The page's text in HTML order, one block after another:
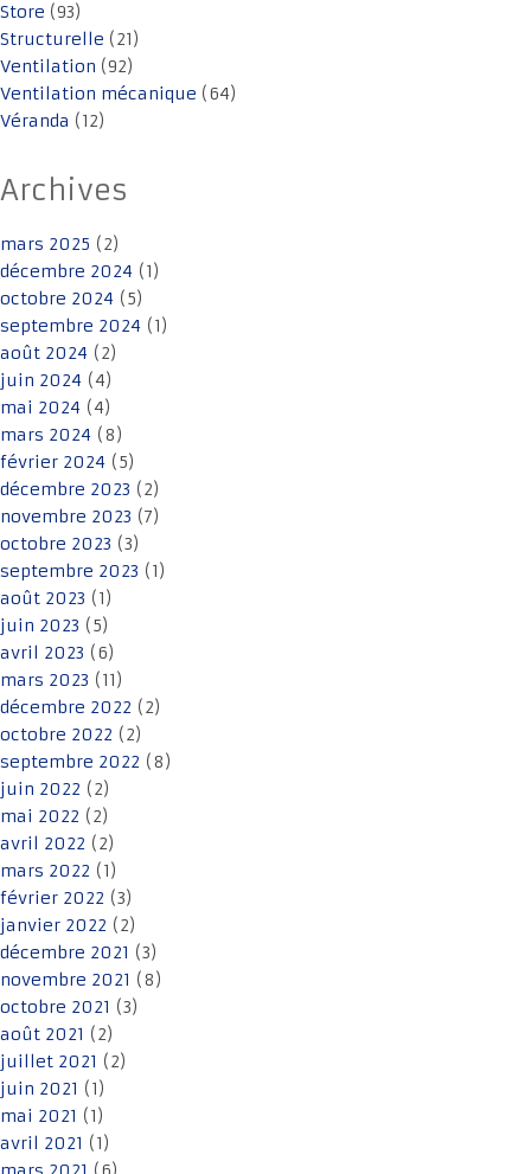
Store (93)
Structurelle (21)
Ventilation (92)
Ventilation mécanique (64)
Véranda (12)
Archives
mars 2025 (2)
décembre 2024 (1)
octobre 2024 (5)
septembre 2024 (1)
août 2024 (2)
juin 2024 (4)
mai 2024 (4)
mars 2024 (8)
février 2024 (5)
décembre 2023 (2)
novembre 2023 (7)
octobre 2023 (3)
septembre 2023 (1)
août 2023 (1)
juin 2023 (5)
avril 2023 (6)
mars 2023 (11)
décembre 2022 (2)
octobre 2022 (2)
septembre 2022 (8)
juin 2022 (2)
mai 2022 (2)
avril 2022 (2)
mars 2022 (1)
février 2022 (3)
janvier 2022 (2)
décembre 2021 (3)
novembre 2021 (8)
octobre 2021 (3)
août 2021 (2)
juillet 2021 (2)
juin 2021 (1)
mai 2021 (1)
avril 2021 (1)